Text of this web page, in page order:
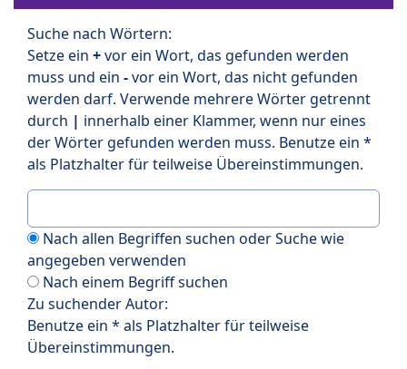
Suche nach Wörtern:
Setze ein +vor ein Wort, das gefunden werden
muss und ein -vor ein Wort, das nicht gefunden
werden darf. Verwende mehrere Wörter getrennt
durch | innerhalb einer Klammer, wenn nur eines
der Wörter gefunden werden muss. Benutze ein *
als Platzhalter für teilweise Übereinstimmungen.
Nach allen Begriffen suchen oder Suche wie
angegeben verwenden
Nach einem Begriff suchen
Zu suchender Autor:
Benutze ein * als Platzhalter für teilweise
Übereinstimmungen.